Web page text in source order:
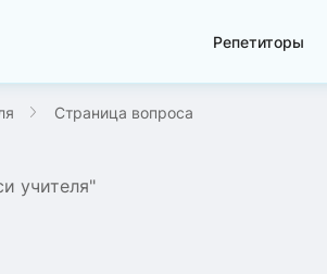
Репетиторы
Страница вопроса
учителя"